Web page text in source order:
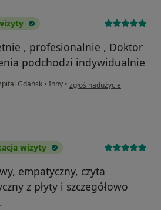
, profesionalnie , Doktor
podchodzi indywidualnie
Gdańsk • Inny • w opinii użytkownika LP
zgłoś nadużycie
wizyty
empatyczny, czyta
z płyty i szczegółowo